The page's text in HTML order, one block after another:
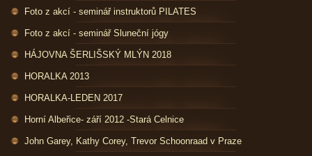
Foto z akcí - seminář instruktorů PILATES
Foto z akcí - seminář Sluneční jógy
HÁJOVNA ŠERLIŠSKÝ MLÝN 2018
HORALKA 2013
HORALKA-LEDEN 2017
Horní Albeřice- září 2012 -Stará Celnice
John Garey, Kathy Corey, Trevor Schoonraad v Praze